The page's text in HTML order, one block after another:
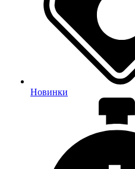
Новинки